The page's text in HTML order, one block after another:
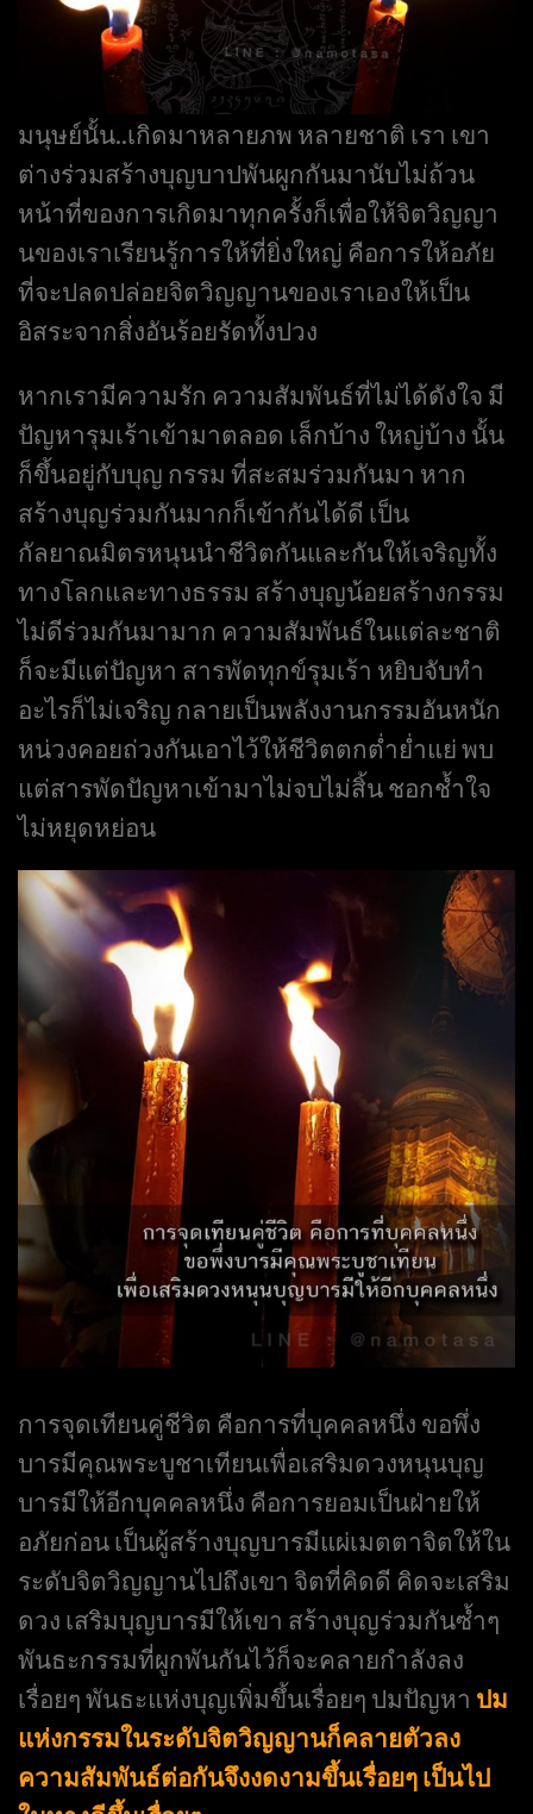
มนุษย์นั้น..เกิดมาหลายภพ หลายชาติ เรา เขา
ต่างร่วมสร้างบุญบาปพันผูกกันมานับไม่ถ้วน
หน้าที่ของการเกิดมาทุกครั้งก็เพื่อให้จิตวิญญา
นของเราเรียนรู้การให้ที่ยิ่งใหญ่ คือการให้อภัย
ที่จะปลดปล่อยจิตวิญญานของเราเองให้เป็น
อิสระจากสิ่งอันร้อยรัดทั้งปวง
หากเรามีความรัก ความสัมพันธ์ที่ไม่ได้ดังใจ มี
ปัญหารุมเร้าเข้ามาตลอด เล็กบ้าง ใหญ่บ้าง นั้น
ก็ขึ้นอยู่กับบุญ กรรม ที่สะสมร่วมกันมา หาก
สร้างบุญร่วมกันมากก็เข้ากันได้ดี เป็น
กัลยาณมิตรหนุนนำชีวิตกันและกันให้เจริญทั้ง
ทางโลกและทางธรรม สร้างบุญน้อยสร้างกรรม
ไม่ดีร่วมกันมามาก ความสัมพันธ์ในแต่ละชาติ
ก็จะมีแต่ปัญหา สารพัดทุกข์รุมเร้า หยิบจับทำ
อะไรก็ไม่เจริญ กลายเป็นพลังงานกรรมอันหนัก
หน่วงคอยถ่วงกันเอาไว้ให้ชีวิตตกต่ำย่ำแย่ พบ
แต่สารพัดปัญหาเข้ามาไม่จบไม่สิ้น ชอกช้ำใจ
ไม่หยุดหย่อน
การจุดเทียนคู่ชีวิต คือการที่บุคคลหนึ่ง ขอพึ่ง
บารมีคุณพระบูชาเทียนเพื่อเสริมดวงหนุนบุญ
บารมีให้อีกบุคคลหนึ่ง คือการยอมเป็นฝ่ายให้
อภัยก่อน เป็นผู้สร้างบุญบารมีแผ่เมตตาจิตให้ใน
ระดับจิตวิญญานไปถึงเขา จิตที่คิดดี คิดจะเสริม
ดวง เสริมบุญบารมีให้เขา สร้างบุญร่วมกันซ้ำๆ
พันธะกรรมที่ผูกพันกันไว้ก็จะคลายกำลังลง
เรื่อยๆ พันธะแห่งบุญเพิ่มขึ้นเรื่อยๆ ปมปัญหา ปม
แห่งกรรมในระดับจิตวิญญานก็คลายตัวลง
ความสัมพันธ์ต่อกันจึงงดงามขึ้นเรื่อยๆ เป็นไป